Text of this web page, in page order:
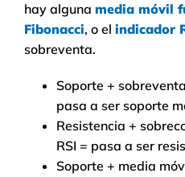
hay alguna media móvil
Fibonacci, o el indicador
sobreventa.
Soporte +
pasa a ser soporte
Resistencia +
RSI = pasa a ser
Soporte + media